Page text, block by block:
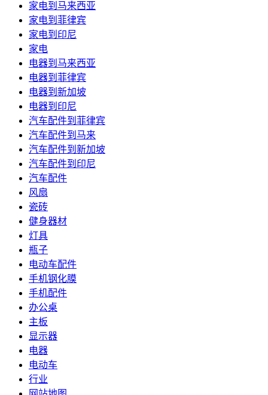
家电到马来西亚
家电到菲律宾
家电到印尼
家电
电器到马来西亚
电器到菲律宾
电器到新加坡
电器到印尼
汽车配件到菲律宾
汽车配件到马来
汽车配件到新加坡
汽车配件到印尼
汽车配件
风扇
瓷砖
健身器材
灯具
瓶子
电动车配件
手机钢化膜
手机配件
办公桌
主板
显示器
电器
电动车
行业